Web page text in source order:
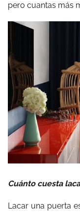
pero cuantas más
Cuánto cuesta
Lacar una puerta